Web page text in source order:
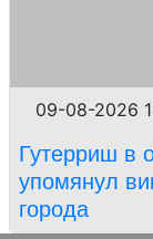
09-08-2026
Гутерриш в
упомянул
города